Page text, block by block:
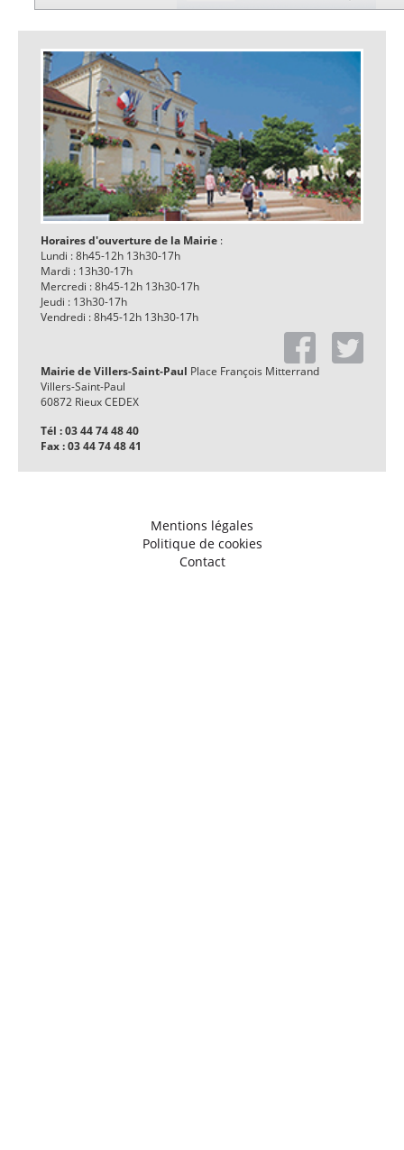
Horaires d'ouverture de la Mairie :
Lundi : 8h45-12h 13h30-17h
Mardi : 13h30-17h
Mercredi : 8h45-12h 13h30-17h
Jeudi : 13h30-17h
Vendredi : 8h45-12h 13h30-17h
Mairie de Villers-Saint-Paul Place François Mitterrand
Villers-Saint-Paul
60872 Rieux CEDEX
Tél : 03 44 74 48 40
Fax : 03 44 74 48 41
Mentions légales
Politique de cookies
Contact